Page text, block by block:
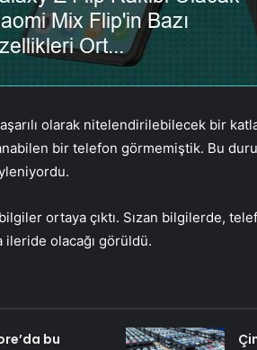
olarak nitelendirilebilecek bir
bir telefon görmemiştik. Bu
ortaya çıktı. Sızan bilgilerde,
ileride olacağı görüldü.
bu